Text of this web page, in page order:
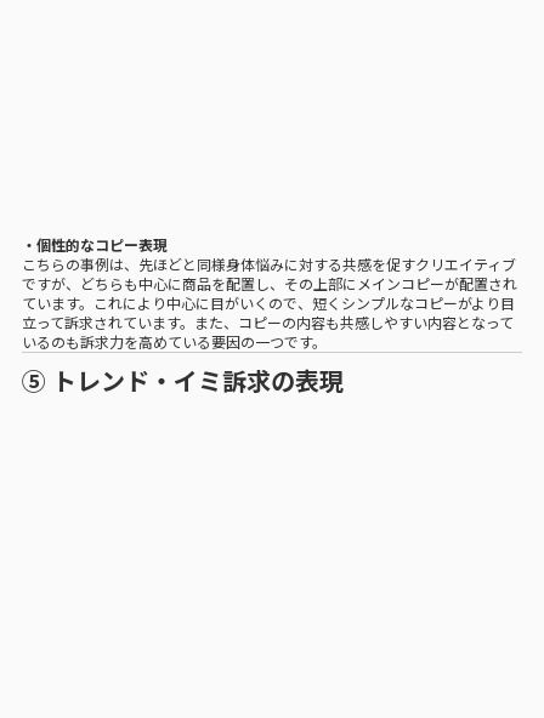
・個性的なコピー表現
こちらの事例は、先ほどと同様身体悩みに対する共感を促すクリエイティブ
ですが、どちらも中心に商品を配置し、その上部にメインコピーが配置され
ています。これにより中心に目がいくので、短くシンプルなコピーがより目
立って訴求されています。また、コピーの内容も共感しやすい内容となって
いるのも訴求力を高めている要因の一つです。
⑤ トレンド・イミ訴求の表現